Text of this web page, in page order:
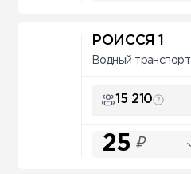
РОИССЯ 1
Водный транспорт
15 210
25 ₽